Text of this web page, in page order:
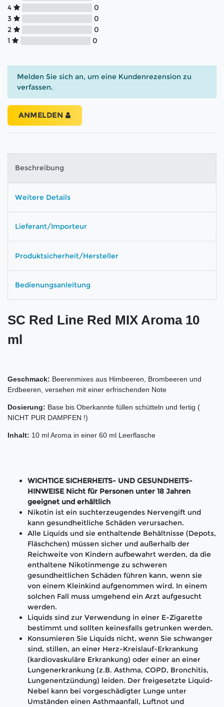
4
0
3
0
2
0
1
0
Melden Sie sich an, um eine Kundenrezension zu
verfassen.
ANMELDEN
Beschreibung
Weitere Details
Lieferant/Importeur
Produktsicherheit/Hersteller
Bedienungsanleitung
SC Red Line Red MIX Aroma 10
ml
Geschmack: Beerenmixes aus Himbeeren, Brombeeren und
Erdbeeren, versehen mit einer erfrischenden Note
Dosierung: Base bis Oberkannte füllen schütteln und fertig (
NICHT PUR DAMPFEN !)
Inhalt: 10 ml Aroma in einer 60 ml Leerflasche
WICHTIGE SICHERHEITS- UND GESUNDHEITS-
HINWEISE Nicht für Personen unter 18 Jahren
geeignet und erhältlich
Nikotin ist ein suchterzeugendes Nervengift und
kann gesundheitliche Schäden verursachen.
Alle Liquids und sie enthaltende Behältnisse (Depots,
Fläschchen) müssen sicher und außerhalb der
Reichweite von Kindern aufbewahrt werden, da die
enthaltene Nikotinmenge zu schweren
gesundheitlichen Schäden führen kann, wenn sie
von einem Kleinkind aufgenommen wird. In einem
solchen Fall muss umgehend ein Arzt aufgesucht
werden.
Liquids sind zur Verwendung in einer E-Zigarette
bestimmt und sollten keinesfalls getrunken werden.
Konsumieren Sie Liquids nicht, wenn Sie schwanger
sind, stillen, an einer Herz-Kreislauf-Erkrankung
(kardiovaskuläre Erkrankung) oder einer an einer
Lungenerkrankung (z.B. Asthma, COPD, Bronchitis,
Lungenentzündung) leiden. Der freigesetzte Liquid-
Nebel kann bei vorgeschädigter Lunge unter
Umständen einen Asthmaanfall, Luftnot und